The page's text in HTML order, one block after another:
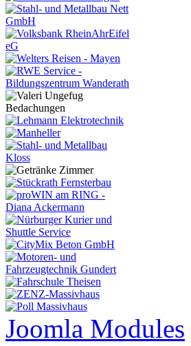
Joomla Modules